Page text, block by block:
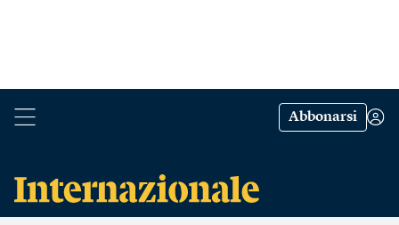
Abbonarsi